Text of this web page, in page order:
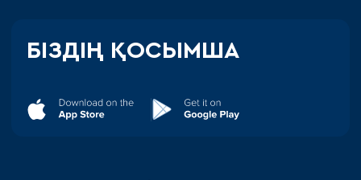
БІЗДІҢ ҚОСЫМША